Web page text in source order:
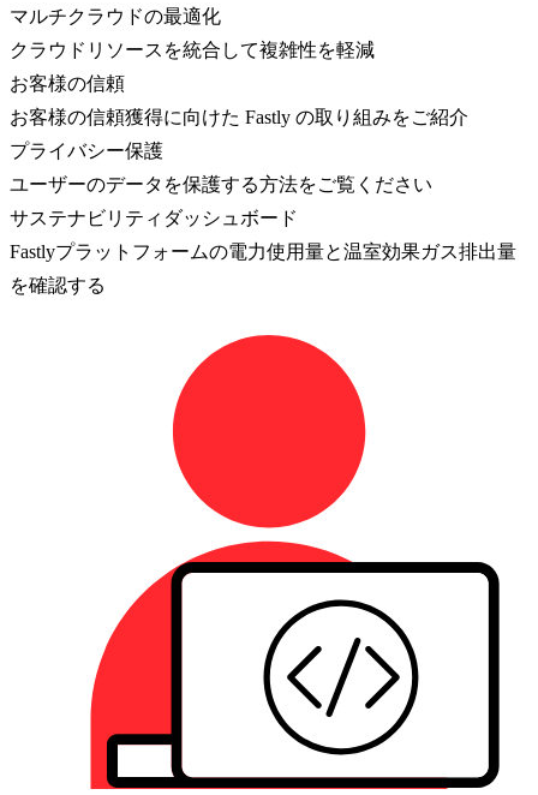
マルチクラウドの最適化
クラウドリソースを統合して複雑性を軽減
お客様の信頼
お客様の信頼獲得に向けた Fastly の取り組みをご紹介
プライバシー保護
ユーザーのデータを保護する方法をご覧ください
サステナビリティダッシュボード
Fastlyプラットフォームの電力使用量と温室効果ガス排出量
を確認する